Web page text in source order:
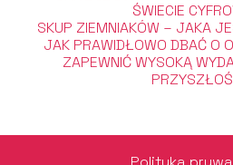
ŚWIECIE
SKUP ZIEMNIAKÓW – JAKA
JAK PRAWIDŁOWO DBAĆ O
ZAPEWNIĆ WYSOKĄ